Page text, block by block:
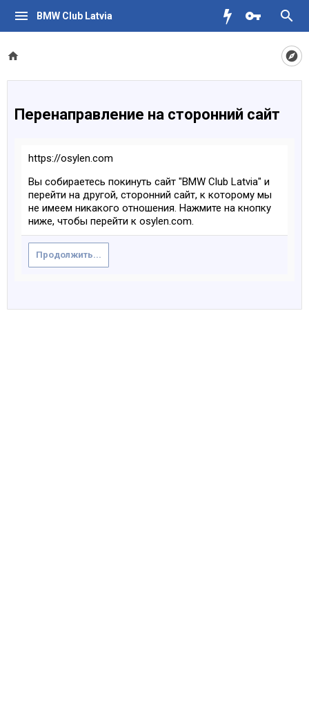
BMW Club Latvia
Перенаправление на сторонний сайт
https://osylen.com
Вы собираетесь покинуть сайт "BMW Club Latvia" и
перейти на другой, сторонний сайт, к которому мы
не имеем никакого отношения. Нажмите на кнопку
ниже, чтобы перейти к osylen.com.
Продолжить...